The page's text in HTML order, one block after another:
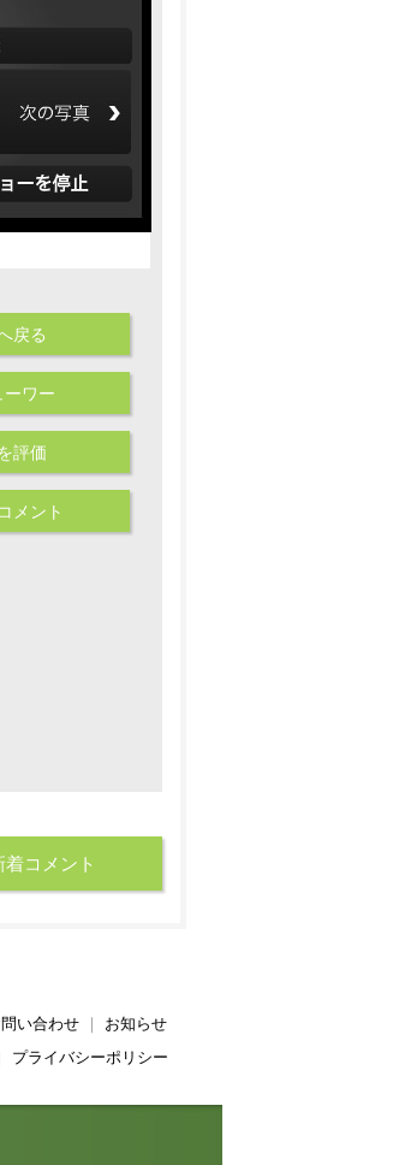
戻る
ーワー
評価
メント
着コメント
い合わせ｜ お知らせ
プライバシーポリシー